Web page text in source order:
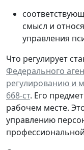
смысл и
управления
Что регулирует
Федерального
регулированию и
668-ст. Его
рабочем месте.
управлению